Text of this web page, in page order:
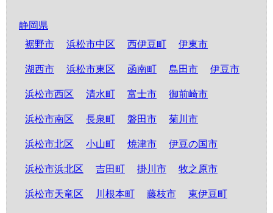
静岡県
裾野市
浜松市中区 西伊豆町 伊東市
湖西市 浜松市東区 函南町 島田市 伊豆市
浜松市西区 清水町 富士市 御前崎市
浜松市南区 長泉町 磐田市 菊川市
浜松市北区 小山町 焼津市 伊豆の国市
浜松市浜北区 吉田町 掛川市 牧之原市
浜松市天竜区 川根本町 藤枝市 東伊豆町